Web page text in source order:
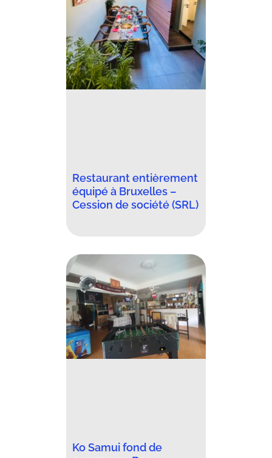
Restaurant entièrement
équipé à Bruxelles –
Cession de société (SRL)
Ko Samui fond de